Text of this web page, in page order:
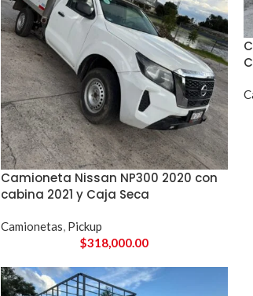
Camioneta Nissan NP300 2020 con
cabina 2021 y Caja Seca
Camionetas, Pickup
$318,000.00